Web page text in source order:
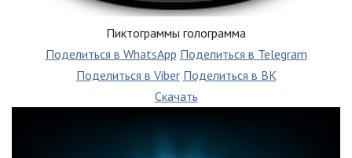
Пиктограммы голограмма
Поделиться в WhatsApp Поделиться в Telegram
Поделиться в Viber Поделиться в ВК
Скачать